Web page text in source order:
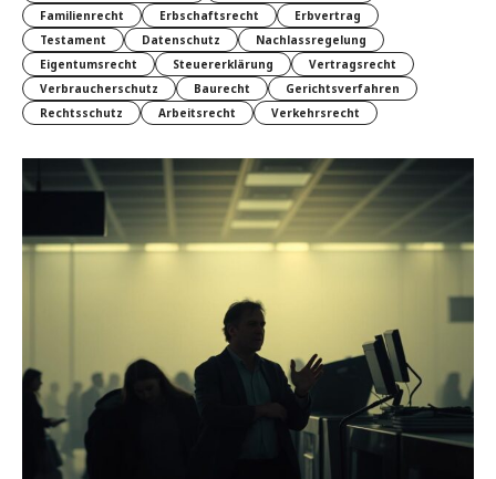
Familienrecht
Erbschaftsrecht
Erbvertrag
Testament
Datenschutz
Nachlassregelung
Eigentumsrecht
Steuererklärung
Vertragsrecht
Verbraucherschutz
Baurecht
Gerichtsverfahren
Rechtsschutz
Arbeitsrecht Verkehrsrecht